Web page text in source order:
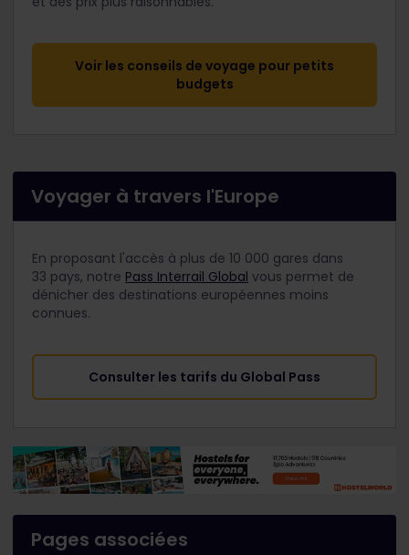
Voir les conseils de voyage pour petits
budgets
Voyager à travers l'Europe
En proposant l'accès à plus de 10 000 gares dans
33 pays, notre Pass Interrail Global vous permet de
dénicher des destinations européennes moins
connues.
Consulter les tarifs du Global Pass
Pages associées